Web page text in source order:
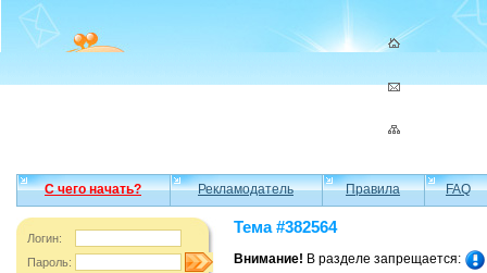
С чего начать? Рекламодатель Правила FAQ
Логин:
Пароль:
Тема #382564
Внимание! В разделе запрещается: